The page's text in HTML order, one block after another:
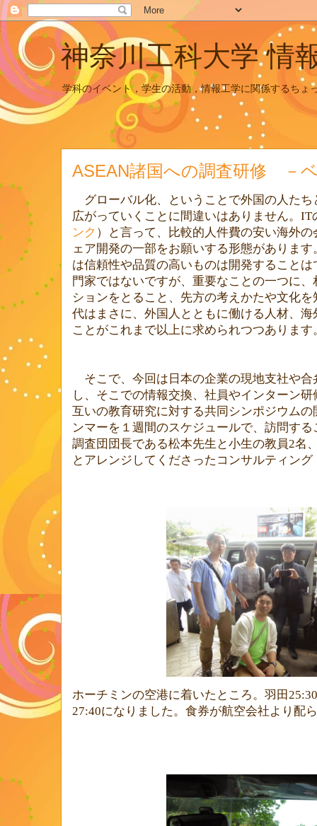
神奈川工科大学 情
学科のイベント，学生の活動，情報工学に関係するちょ
ASEAN諸国への調査研修 －
グローバル化、ということで外国の人たち
広がっていくことに間違いはありません。 IT
ンク ）と言って、比較的人件費の安い海外
ェア開発の一部をお願いする形態がありま
は信頼性や品質の高いものは開発すること
門家ではないですが、重要なことの一つに
ションをとること、先方の考えかたや文化
代はまさに、外国人とともに働ける人材、
ことがこれまで以上に求められつつあります
そこで、今回は日本の企業の現地支社や合
し、そこでの情報交換、社員やインターン
互いの教育研究に対する共同シンポジウム
ンマーを１週間のスケジュールで、訪問す
調査団団長である松本先生と小生の教員2名
とアレンジしてくださったコンサルティング
ホーチミンの空港に着いたところ。羽田 25:30
27:40になりました。食券が航空会社より配